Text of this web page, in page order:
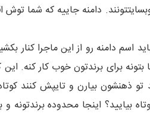
دامنه جاییه که شما
رو از این ماجرا کنار
برای برندتون خوب کار کنه.
تو ذهنشون بیارن و تایپش
بیایید؟ اینجا محدوده